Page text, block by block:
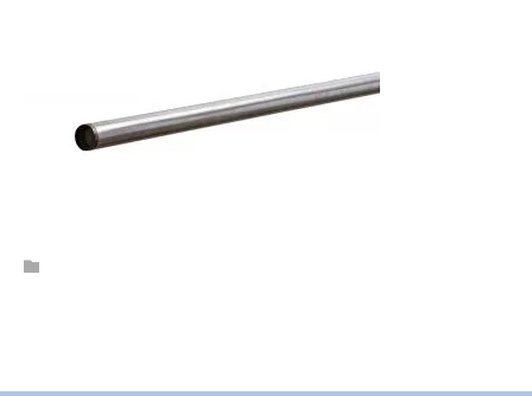
会社紹介